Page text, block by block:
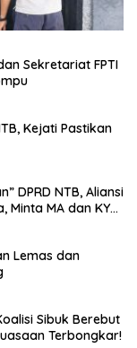
Sekretariat FPTI
Kejati Pastikan
DPRD NTB, Aliansi
Minta MA dan KY
Lemas dan
Sibuk Berebut
Terbongkar!